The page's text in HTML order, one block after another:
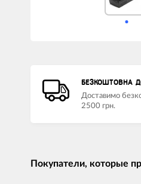
БЕЗКОШТОВНА
Доставимо
2500 грн.
Покупатели, которые